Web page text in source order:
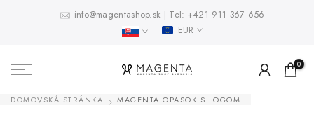
info@magentashop.sk | Tel: +421 911 367 656
EUR
0
DOMOVSKÁ STRÁNKA MAGENTA OPASOK S LOGOM